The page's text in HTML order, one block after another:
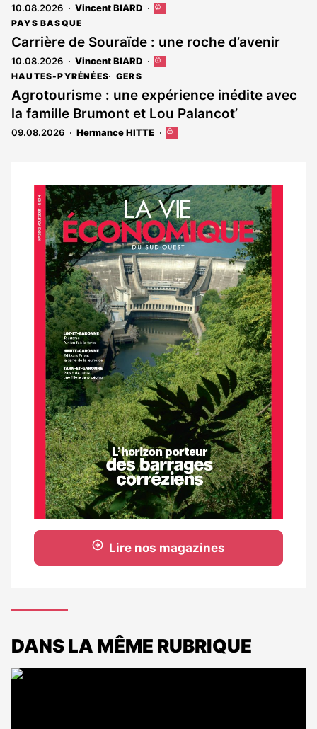
10.08.2026 Vincent BIARD
Cet
réservé
aux
PAYS BASQUE
Carrière de Souraïde : une roche d’avenir
10.08.2026 Vincent BIARD
Cet
réservé
aux
abonnés
HAUTES-PYRÉNÉES GERS
Agrotourisme : une expérience inédite avec
la famille Brumont et Lou Palancot’
09.08.2026 Hermance HITTE
Cet
aux
abonnés
Notre
dernier
magazine
Lire nos magazines
DANS LA MÊME RUBRIQUE